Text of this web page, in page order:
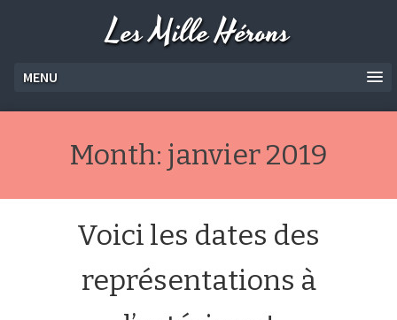
Les Mille Hérons
MENU
Month: janvier 2019
Voici les dates des
représentations à